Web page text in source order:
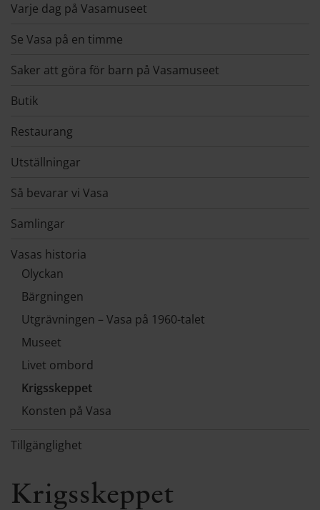
Varje dag på Vasamuseet
Se Vasa på en timme
Saker att göra för barn på Vasamuseet
Butik
Restaurang
Utställningar
Så bevarar vi Vasa
Samlingar
Vasas historia
Olyckan
Bärgningen
Utgrävningen – Vasa på 1960-talet
Museet
Livet ombord
Krigsskeppet
Konsten på Vasa
Tillgänglighet
Krigsskeppet